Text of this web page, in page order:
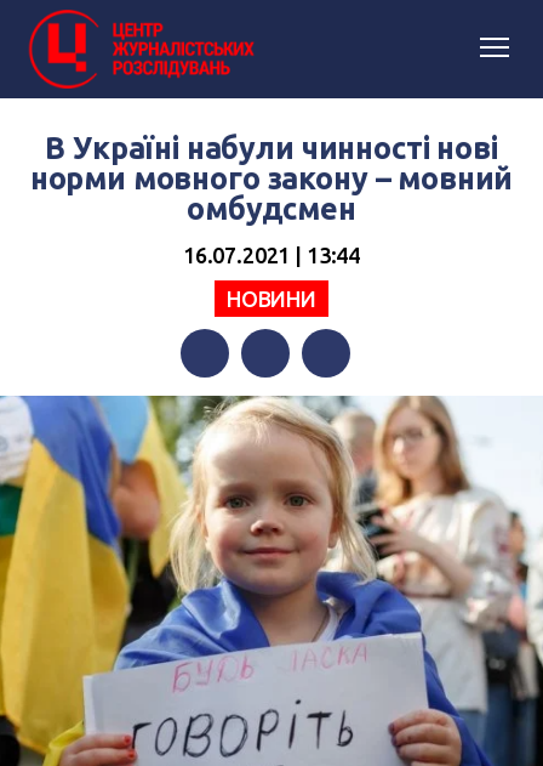
В Україні набули чинності нові
норми мовного закону – мовний
омбудсмен
16.07.2021 | 13:44
НОВИНИ
FacebookTwitterTelegram